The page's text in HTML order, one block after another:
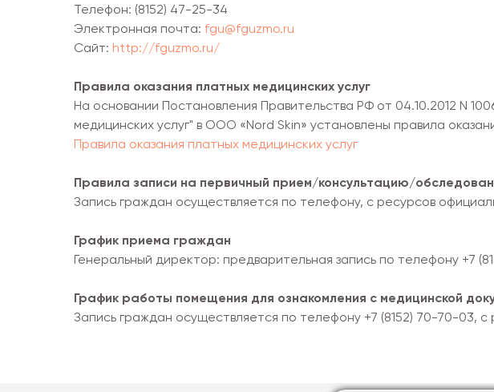
Телефон: (8152) 47-25-34
Электронная почта: fgu@fguzmo.ru
Сайт: http://fguzmo.ru/
Правила оказания платных медицинских услуг
На основании Постановления Правительства РФ от 04.10.2012 N
медицинских услуг" в ООО «Nord Skin» установлены правила
Правила оказания платных медицинских услуг
Правила записи на первичный прием/консультацию/
Запись граждан осуществляется по телефону, с ресурсов
График приема граждан
Генеральный директор: предварительная запись по телефону +7
График работы помещения для ознакомления с медицинской
Запись граждан осуществляется по телефону +7 (8152) 70-70-03,